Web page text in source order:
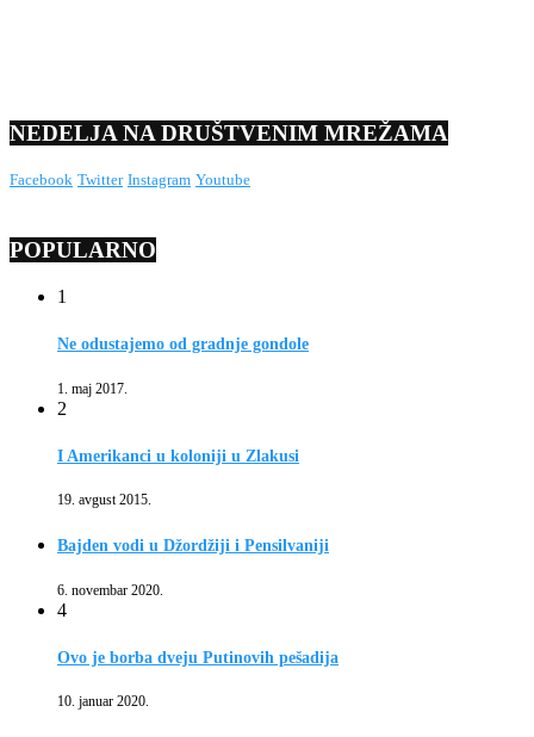
NEDELJA NA DRUŠTVENIM MREŽAMA
Facebook Twitter Instagram Youtube
POPULARNO
1
Ne odustajemo od gradnje gondole
1. maj 2017.
2
I Amerikanci u koloniji u Zlakusi
19. avgust 2015.
Bajden vodi u Džordžiji i Pensilvaniji
6. novembar 2020.
4
Ovo je borba dveju Putinovih pešadija
10. januar 2020.